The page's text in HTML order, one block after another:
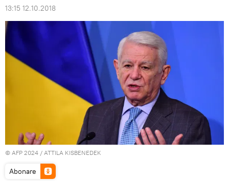
13:15 12.10.2018
© AFP 2024 / ATTILA KISBENEDEK
Abonare